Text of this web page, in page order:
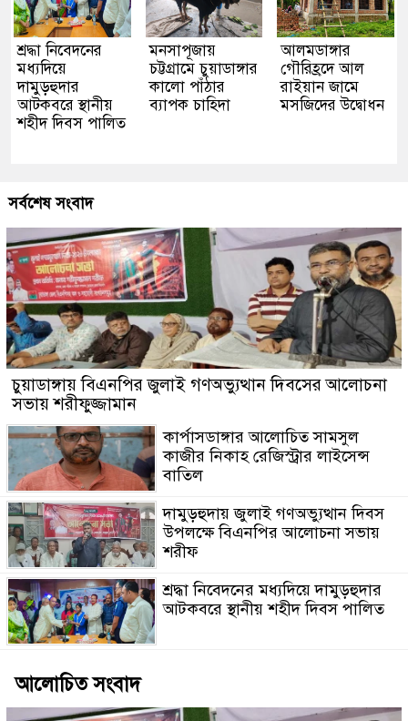
শ্রদ্ধা নিবেদনের
মধ্যদিয়ে
দামুড়হুদার
আটকবরে স্থানীয়
শহীদ দিবস পালিত
মনসাপূজায়
চট্টগ্রামে চুয়াডাঙ্গার
কালো পাঁঠার
ব্যাপক চাহিদা
আলমডাঙ্গার
গৌরিহ্রদে আল
রাইয়ান জামে
মসজিদের উদ্বোধন
সর্বশেষ সংবাদ
চুয়াডাঙ্গায় বিএনপির জুলাই গণঅভ্যুত্থান দিবসের আলোচনা
সভায় শরীফুজ্জামান
কার্পাসডাঙ্গার আলোচিত সামসুল
কাজীর নিকাহ রেজিস্ট্রার লাইসেন্স
বাতিল
দামুড়হুদায় জুলাই গণঅভ্যুত্থান দিবস
উপলক্ষে বিএনপির আলোচনা সভায়
শরীফ
শ্রদ্ধা নিবেদনের মধ্যদিয়ে দামুড়হুদার
আটকবরে স্থানীয় শহীদ দিবস পালিত
আলোচিত সংবাদ